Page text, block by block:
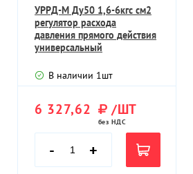
УРРД-М Ду50 1,6-6кгс см2
регулятор расхода
давления прямого действия
универсальный
В наличии 1шт
6 327,62 /ШТ
без НДС
- +